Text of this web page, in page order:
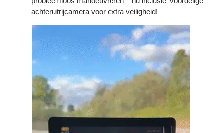
achteruitrijcamera voor extra veiligheid!